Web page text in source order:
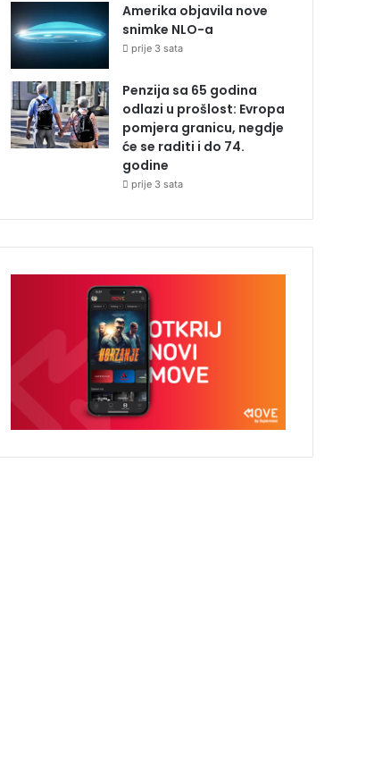
Amerika objavila nove
snimke NLO-a
prije 3 sata
Penzija sa 65 godina
odlazi u prošlost: Evropa
pomjera granicu, negdje
će se raditi i do 74.
godine
prije 3 sata